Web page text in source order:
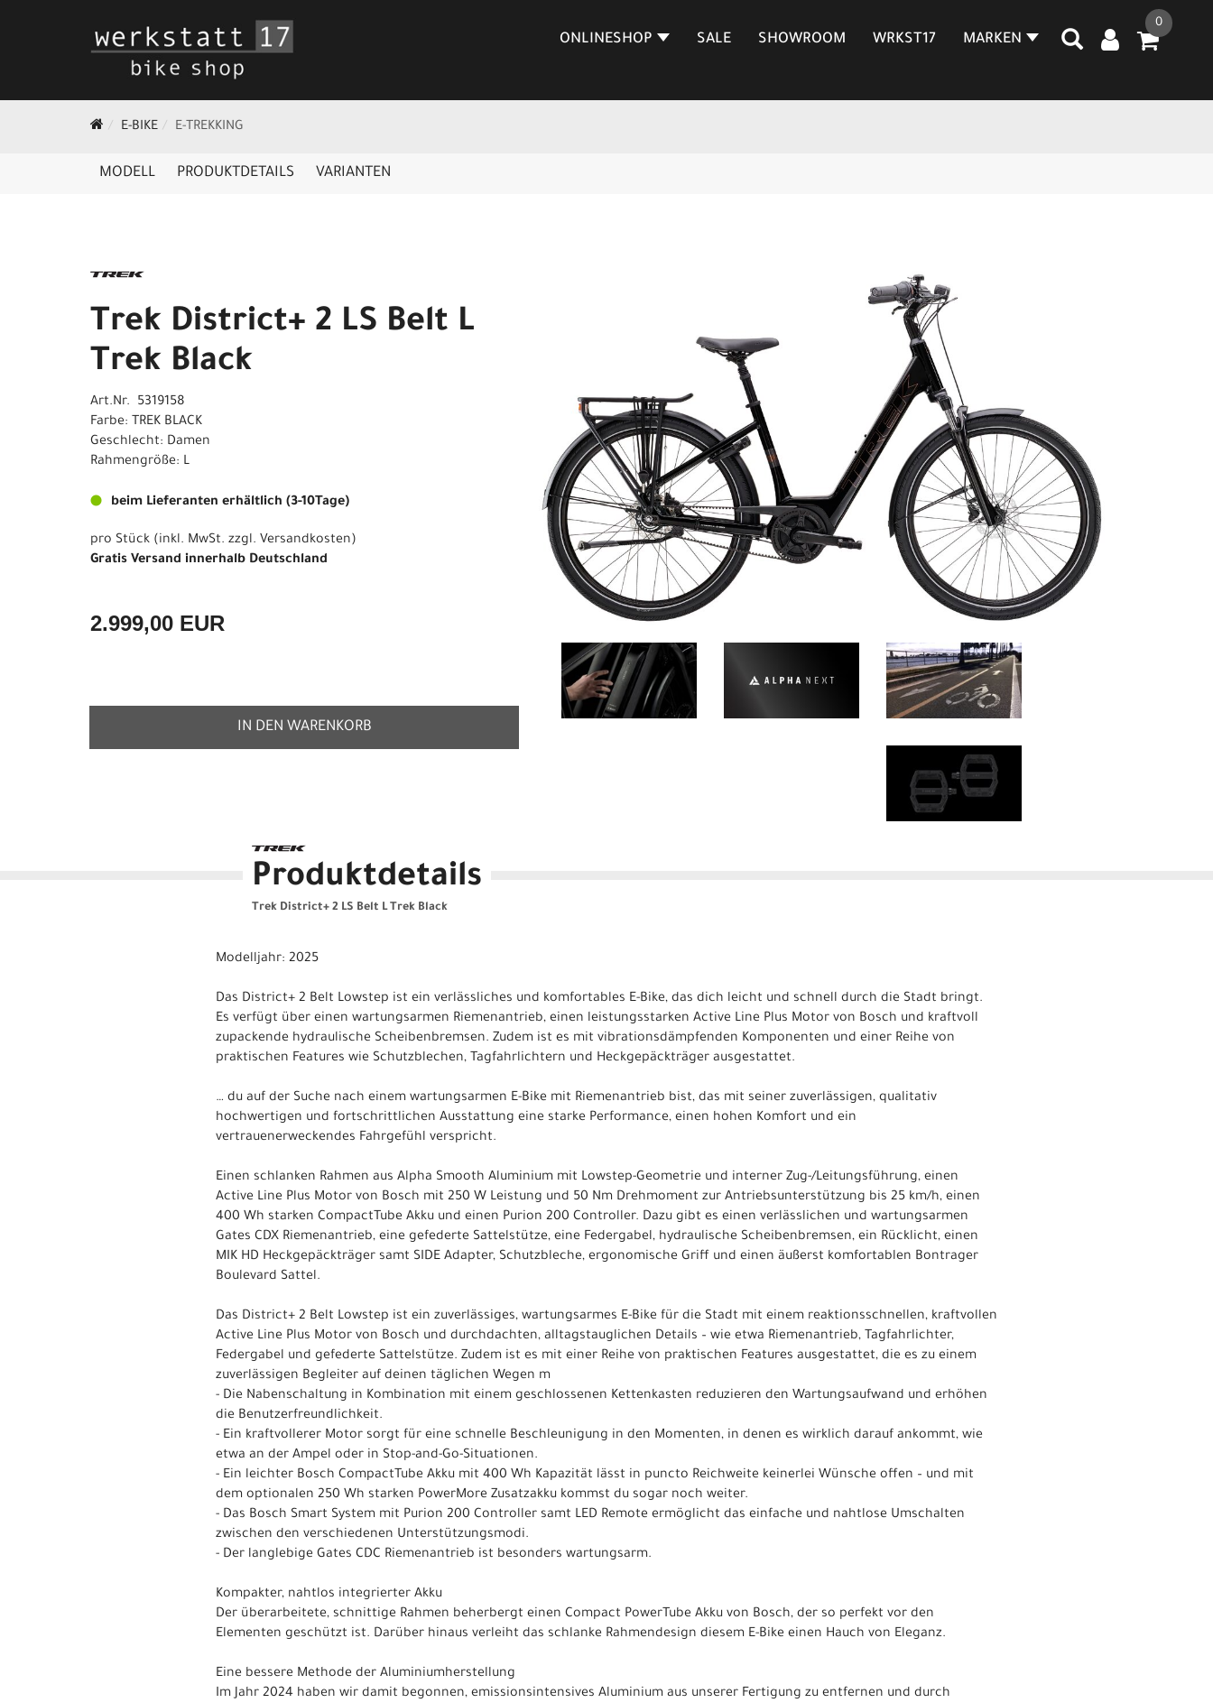
0
ONLINESHOP SALE SHOWROOM WRKST17 MARKEN
E-BIKE E-TREKKING
MODELL PRODUKTDETAILS VARIANTEN
Trek District+ 2 LS Belt L
Trek Black
Art.Nr. 5319158
Farbe: TREK BLACK
Geschlecht: Damen
Rahmengröße: L
beim Lieferanten erhältlich (3-10Tage)
pro Stück (inkl. MwSt. zzgl. Versandkosten)
Gratis Versand innerhalb Deutschland
2.999,00 EUR
IN DEN WARENKORB
Produktdetails
Trek District+ 2 LS Belt L Trek Black
Modelljahr: 2025
Das District+ 2 Belt Lowstep ist ein verlässliches und komfortables E-Bike, das dich leicht und schnell durch die Stadt bringt.
Es verfügt über einen wartungsarmen Riemenantrieb, einen leistungsstarken Active Line Plus Motor von Bosch und kraftvoll
zupackende hydraulische Scheibenbremsen. Zudem ist es mit vibrationsdämpfenden Komponenten und einer Reihe von
praktischen Features wie Schutzblechen, Tagfahrlichtern und Heckgepäckträger ausgestattet.
… du auf der Suche nach einem wartungsarmen E-Bike mit Riemenantrieb bist, das mit seiner zuverlässigen, qualitativ
hochwertigen und fortschrittlichen Ausstattung eine starke Performance, einen hohen Komfort und ein
vertrauenerweckendes Fahrgefühl verspricht.
Einen schlanken Rahmen aus Alpha Smooth Aluminium mit Lowstep-Geometrie und interner Zug-/Leitungsführung, einen
Active Line Plus Motor von Bosch mit 250 W Leistung und 50 Nm Drehmoment zur Antriebsunterstützung bis 25 km/h, einen
400 Wh starken CompactTube Akku und einen Purion 200 Controller. Dazu gibt es einen verlässlichen und wartungsarmen
Gates CDX Riemenantrieb, eine gefederte Sattelstütze, eine Federgabel, hydraulische Scheibenbremsen, ein Rücklicht, einen
MIK HD Heckgepäckträger samt SIDE Adapter, Schutzbleche, ergonomische Griff und einen äußerst komfortablen Bontrager
Boulevard Sattel.
Das District+ 2 Belt Lowstep ist ein zuverlässiges, wartungsarmes E-Bike für die Stadt mit einem reaktionsschnellen, kraftvollen
Active Line Plus Motor von Bosch und durchdachten, alltagstauglichen Details – wie etwa Riemenantrieb, Tagfahrlichter,
Federgabel und gefederte Sattelstütze. Zudem ist es mit einer Reihe von praktischen Features ausgestattet, die es zu einem
zuverlässigen Begleiter auf deinen täglichen Wegen m
- Die Nabenschaltung in Kombination mit einem geschlossenen Kettenkasten reduzieren den Wartungsaufwand und erhöhen
die Benutzerfreundlichkeit.
- Ein kraftvollerer Motor sorgt für eine schnelle Beschleunigung in den Momenten, in denen es wirklich darauf ankommt, wie
etwa an der Ampel oder in Stop-and-Go-Situationen.
- Ein leichter Bosch CompactTube Akku mit 400 Wh Kapazität lässt in puncto Reichweite keinerlei Wünsche offen – und mit
dem optionalen 250 Wh starken PowerMore Zusatzakku kommst du sogar noch weiter.
- Das Bosch Smart System mit Purion 200 Controller samt LED Remote ermöglicht das einfache und nahtlose Umschalten
zwischen den verschiedenen Unterstützungsmodi.
- Der langlebige Gates CDC Riemenantrieb ist besonders wartungsarm.
Kompakter, nahtlos integrierter Akku
Der überarbeitete, schnittige Rahmen beherbergt einen Compact PowerTube Akku von Bosch, der so perfekt vor den
Elementen geschützt ist. Darüber hinaus verleiht das schlanke Rahmendesign diesem E-Bike einen Hauch von Eleganz.
Eine bessere Methode der Aluminiumherstellung
Im Jahr 2024 haben wir damit begonnen, emissionsintensives Aluminium aus unserer Fertigung zu entfernen und durch